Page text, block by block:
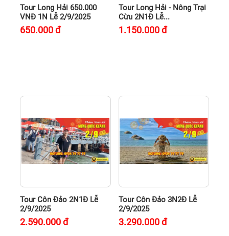
Tour Long Hải 650.000
VNĐ 1N Lễ 2/9/2025
650.000đ
Tour Long Hải - Nông Trại
Cừu 2N1Đ Lễ...
1.150.000đ
Tour Côn Đảo 2N1Đ Lễ
2/9/2025
2.590.000đ
Tour Côn Đảo 3N2Đ Lễ
2/9/2025
3.290.000đ